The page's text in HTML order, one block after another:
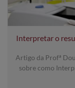
Interpretar o
Artigo da Profª
sobre como